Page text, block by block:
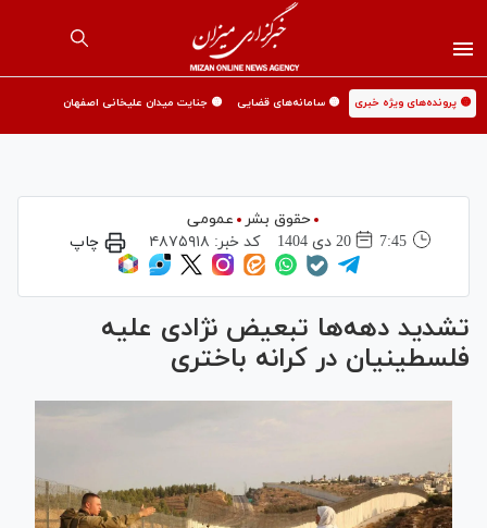
🟡 پرونده‌های ویژه خبری 🟡 سامانه‌های قضایی 🟡 جنایت میدان علیخانی اصفهان
حقوق بشر
عمومی
7:45
20 دی 1404 کد خبر: ۴۸۷۵۹۱۸ چاپ
تشدید دهه‌ها تبعیض نژادی علیه
فلسطینیان در کرانه باختری